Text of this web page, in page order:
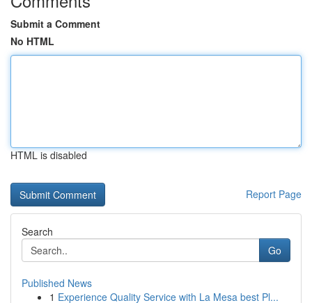
Submit a Comment
No HTML
HTML is disabled
Report Page
Search
Go
Published News
1 Experience Quality Service with La Mesa best Pl...